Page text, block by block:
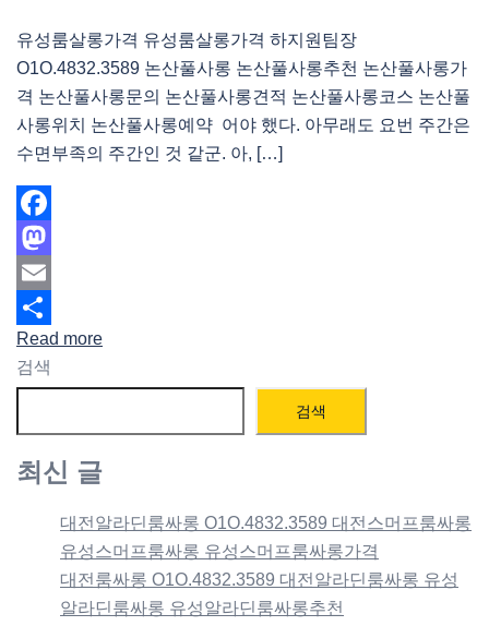
유성룸살롱가격 유성룸살롱가격 하지원팀장
O1O.4832.3589 논산풀사롱 논산풀사롱추천 논산풀사롱가
격 논산풀사롱문의 논산풀사롱견적 논산풀사롱코스 논산풀
사롱위치 논산풀사롱예약 어야 했다. 아무래도 요번 주간은
수면부족의 주간인 것 같군. 아, […]
Facebook
Mastodon
Email
Share
Read more
검색
검색
최신 글
대전알라딘룸싸롱 O1O.4832.3589 대전스머프룸싸롱
유성스머프룸싸롱 유성스머프룸싸롱가격
대전룸싸롱 O1O.4832.3589 대전알라딘룸싸롱 유성
알라딘룸싸롱 유성알라딘룸싸롱추천